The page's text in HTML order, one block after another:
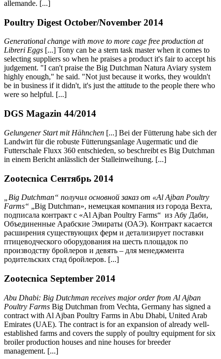
allemande. [...]
Poultry Digest October/November 2014
Generational change with move to more cage free production at
Libreri Eggs [...] Tony can be a stern task master when it comes to
selecting suppliers so when he praises a product it's fair to accept his
judgement. "I can't praise the Big Dutchman Natura Aviary system
highly enough," he said. "Not just because it works, they wouldn't
be in business if it didn't, it's just the attitude to the people there who
were so helpful. [...]
DGS Magazin 44/2014
Gelungener Start mit Hähnchen [...] Bei der Fütterung habe sich der
Landwirt für die robuste Fütterungsanlage Augermatic und die
Futterschale Fluxx 360 entschieden, so beschreibt es Big Dutchman
in einem Bericht anlässlich der Stalleinweihung. [...]
Zootecnica Сентябрь 2014
Big Dutchman“ получил основной заказ от «Al Ajban Poultry
Farms“ „Big Dutchman», немецкая компания из города Вехта,
подписала контракт с «Al Ajban Poultry Farms“ из Абу Даби,
Объединенные Арабские Эмираты (ОАЭ). Контракт касается
расширения существующих ферм и детализирует поставки
птицеводческого оборудования на шесть площадок по
производству бройлеров и девять – для менеджмента
родительских стад бройлеров. [...]
Zootecnica September 2014
Abu Dhabi: Big Dutchman receives major order from Al Ajban
Poultry Farms Big Dutchman from Vechta, Germany has signed a
contract with Al Ajban Poultry Farms in Abu Dhabi, United Arab
Emirates (UAE). The contract is for an expansion of already well-
established farms and covers the supply of poultry equipment for six
broiler production houses and nine houses for breeder
management. [...]